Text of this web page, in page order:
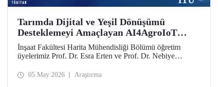
Tarımda Dijital ve Yeşil Dönüşümü
Desteklemeyi Amaçlayan AI4AgroIoT
Projesine Erasmus+ Desteği
İnşaat Fakültesi Harita Mühendisliği Bölümü öğretim
üyelerimiz Prof. Dr. Esra Erten ve Prof. Dr. Nebiye
Precision Agriculture) Projesi, Avrupa Birliği Erasmus+
05 May 2026 Araştırma